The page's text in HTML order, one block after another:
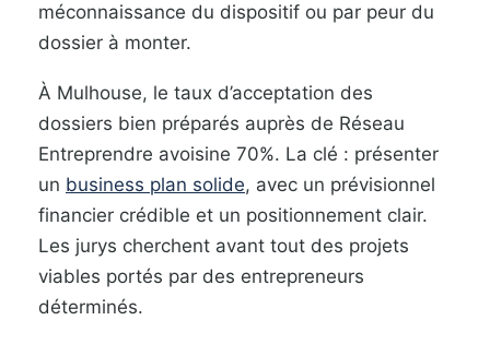
méconnaissance du dispositif ou par peur du
dossier à monter.
À Mulhouse, le taux d’acceptation des
dossiers bien préparés auprès de Réseau
Entreprendre avoisine 70%. La clé : présenter
un business plan solide, avec un prévisionnel
financier crédible et un positionnement clair.
Les jurys cherchent avant tout des projets
viables portés par des entrepreneurs
déterminés.